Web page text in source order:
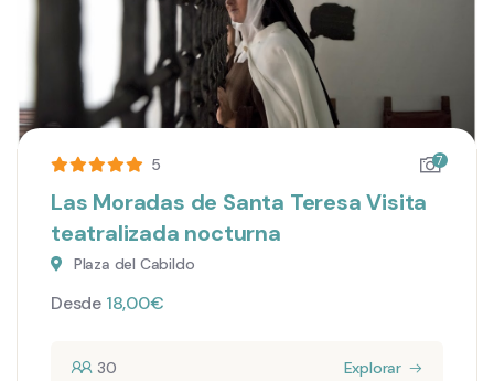
5 7
Las Moradas de Santa Teresa Visita
teatralizada nocturna
Plaza del Cabildo
Desde 18,00€
30 Explorar